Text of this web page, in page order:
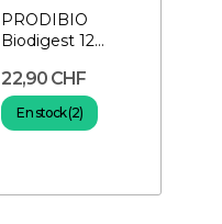
PRODIBIO
Biodigest 12
Bactéries pour
aquarium
22,90 CHF
En stock (2)